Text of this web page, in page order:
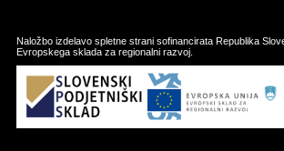
Naložbo izdelavo spletne strani sofinancirata Republika
Evropskega sklada za regionalni razvoj.